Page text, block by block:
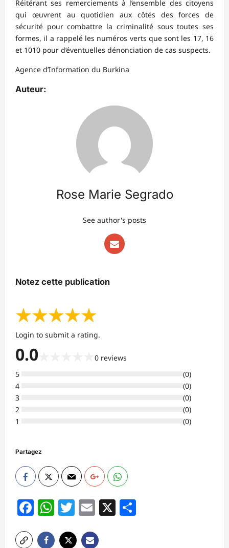
Réitérant ses remerciements à l’ensemble des citoyens
qui œuvrent au quotidien aux côtés des forces de
sécurité pour combattre la criminalité sous toutes ses
formes, il a rappelé les numéros verts que sont les 17, 16
et 1010 pour d’éventuelles dénonciation de cas suspects.
Agence d’Information du Burkina
Auteur:
Rose Marie Segrado
See author's posts
Notez cette publication
★★★★★
Login to submit a rating.
0.0 0 reviews
5
(0)
4
(0)
3
(0)
2
(0)
1
(0)
Partagez
Facebook
WhatsApp
Twitter
Email
X